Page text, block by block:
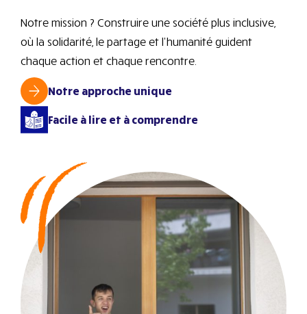
Notre mission ? Construire une société plus inclusive,
où la solidarité, le partage et l’humanité guident
chaque action et chaque rencontre.
Notre approche unique
Facile à lire et à comprendre